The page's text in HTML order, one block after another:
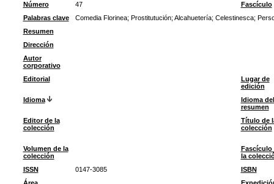
Número
47
Fascículo
Palabras clave
Comedia Florinea; Prostitutución; Alcahuetería; Celestinesca;
Resumen
Dirección
Autor
corporativo
Editorial
Lugar de
edición
Idioma
Idioma del
resumen
Editor de la
colección
Título de
colección
Volumen de la
colección
Fascículo
la
ISSN
0147-3085
ISBN